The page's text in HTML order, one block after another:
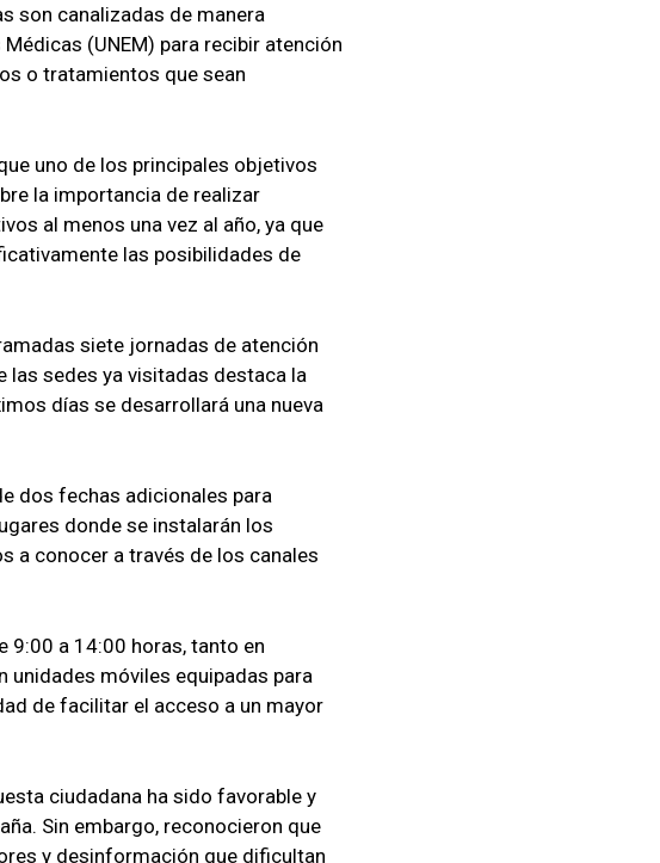
son canalizadas de manera
(UNEM) para recibir atención
o tratamientos que sean
uno de los principales objetivos
la importancia de realizar
al menos una vez al año, ya que
las posibilidades de
siete jornadas de atención
las sedes ya visitadas destaca la
días se desarrollará una nueva
dos fechas adicionales para
donde se instalarán los
a conocer a través de los canales
9:00 a 14:00 horas, tanto en
móviles equipadas para
de facilitar el acceso a un mayor
ciudadana ha sido favorable y
Sin embargo, reconocieron que
y desinformación que dificultan